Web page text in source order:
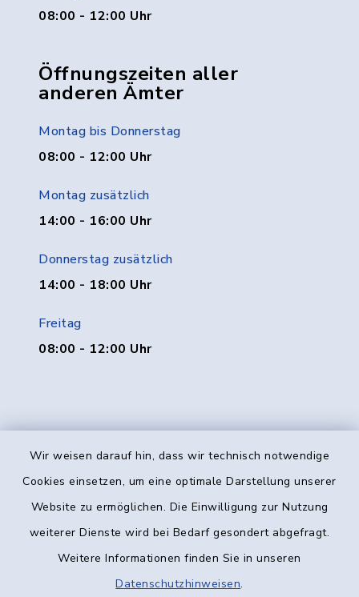
Wir weisen darauf hin, dass wir technisch notwendige
Cookies einsetzen, um eine optimale Darstellung unserer
Website zu ermöglichen. Die Einwilligung zur Nutzung
weiterer Dienste wird bei Bedarf gesondert abgefragt.
Weitere Informationen finden Sie in unseren
Datenschutzhinweisen.
08:00 - 12:00 Uhr
Öffnungszeiten aller
anderen Ämter
Montag bis Donnerstag
08:00 - 12:00 Uhr
Montag zusätzlich
14:00 - 16:00 Uhr
Donnerstag zusätzlich
14:00 - 18:00 Uhr
Freitag
08:00 - 12:00 Uhr
Kontakt
Datenschutz